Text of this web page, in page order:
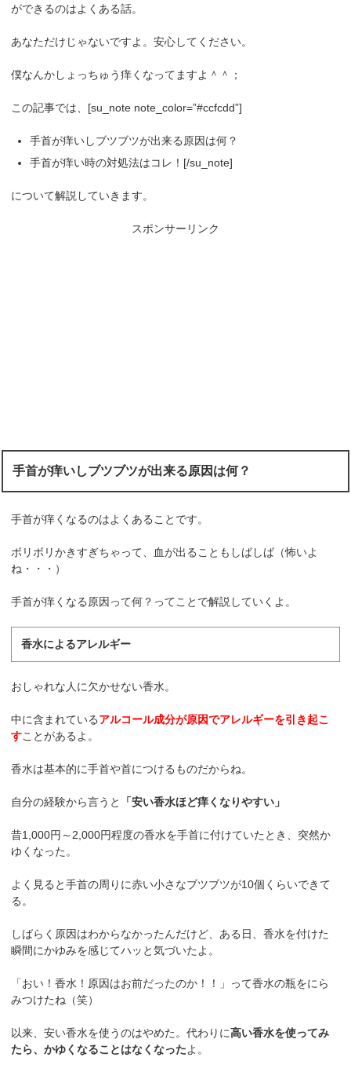
ができるのはよくある話。
あなただけじゃないですよ。安心してください。
僕なんかしょっちゅう痒くなってますよ＾＾；
この記事では、[su_note note_color=”#ccfcdd”]
手首が痒いしブツブツが出来る原因は何？
手首が痒い時の対処法はコレ！[/su_note]
について解説していきます。
スポンサーリンク
手首が痒いしブツブツが出来る原因は何？
手首が痒くなるのはよくあることです。
ボリボリかきすぎちゃって、血が出ることもしばしば（怖いよ
ね・・・）
手首が痒くなる原因って何？ってことで解説していくよ。
香水によるアレルギー
おしゃれな人に欠かせない香水。
中に含まれているアルコール成分が原因でアレルギーを引き起こ
すことがあるよ。
香水は基本的に手首や首につけるものだからね。
自分の経験から言うと 「安い香水ほど痒くなりやすい」
昔1,000円～2,000円程度の香水を手首に付けていたとき、突然か
ゆくなった。
よく見ると手首の周りに赤い小さなブツブツが10個くらいできて
る。
しばらく原因はわからなかったんだけど、ある日、香水を付けた
瞬間にかゆみを感じてハッと気づいたよ。
「おい！香水！原因はお前だったのか！！」って香水の瓶をにら
みつけたね（笑）
以来、安い香水を使うのはやめた。代わりに高い香水を使ってみ
たら、かゆくなることはなくなったよ。